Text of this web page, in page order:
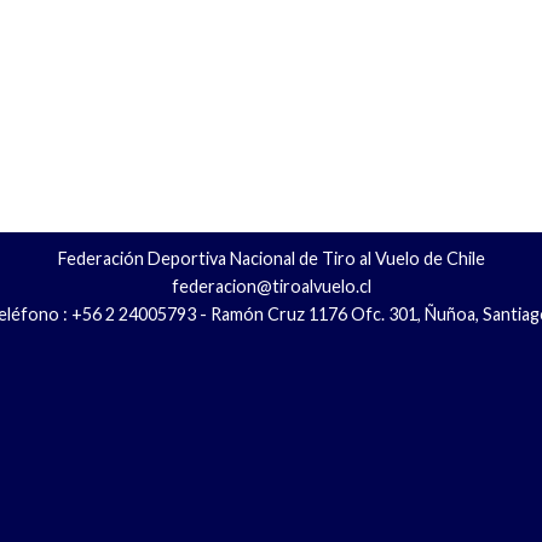
Federación Deportiva Nacional de Tiro al Vuelo de Chile
federacion@tiroalvuelo.cl
: +56 2 24005793 - Ramón Cruz 1176 Ofc. 301, Ñuñoa,